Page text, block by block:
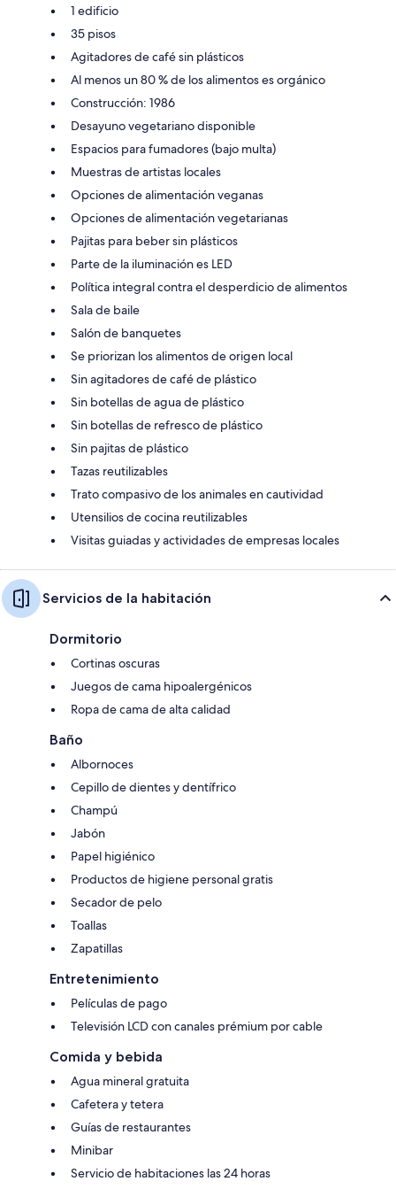
1 edificio
35 pisos
Agitadores de café sin plásticos
Al menos un 80 % de los alimentos es orgánico
Construcción: 1986
Desayuno vegetariano disponible
Espacios para fumadores (bajo multa)
Muestras de artistas locales
Opciones de alimentación veganas
Opciones de alimentación vegetarianas
Pajitas para beber sin plásticos
Parte de la iluminación es LED
Política integral contra el desperdicio de alimentos
Sala de baile
Salón de banquetes
Se priorizan los alimentos de origen local
Sin agitadores de café de plástico
Sin botellas de agua de plástico
Sin botellas de refresco de plástico
Sin pajitas de plástico
Tazas reutilizables
Trato compasivo de los animales en cautividad
Utensilios de cocina reutilizables
Visitas guiadas y actividades de empresas locales
Servicios de la habitación
Dormitorio
Cortinas oscuras
Juegos de cama hipoalergénicos
Ropa de cama de alta calidad
Baño
Albornoces
Cepillo de dientes y dentífrico
Champú
Jabón
Papel higiénico
Productos de higiene personal gratis
Secador de pelo
Toallas
Zapatillas
Entretenimiento
Películas de pago
Televisión LCD con canales prémium por cable
Comida y bebida
Agua mineral gratuita
Cafetera y tetera
Guías de restaurantes
Minibar
Servicio de habitaciones las 24 horas